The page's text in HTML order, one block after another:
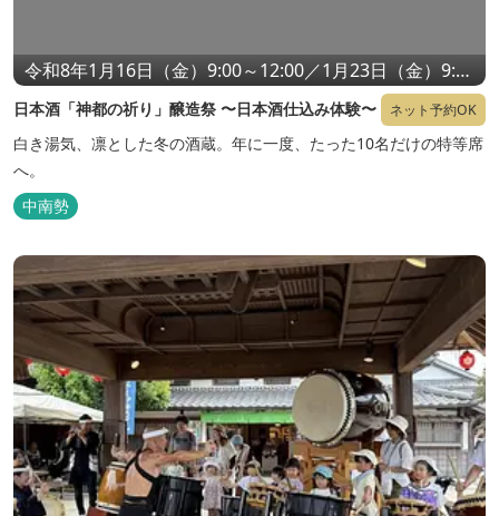
令和8年1月16日（金）9:00～12:00／1月23日（金）9:00
～12:00 ※どちらかの日程にお申し込みください
日本酒「神都の祈り」醸造祭 〜日本酒仕込み体験〜 ネット予約OK
白き湯気、凛とした冬の酒蔵。年に一度、たった10名だけの特等席
へ。
中南勢